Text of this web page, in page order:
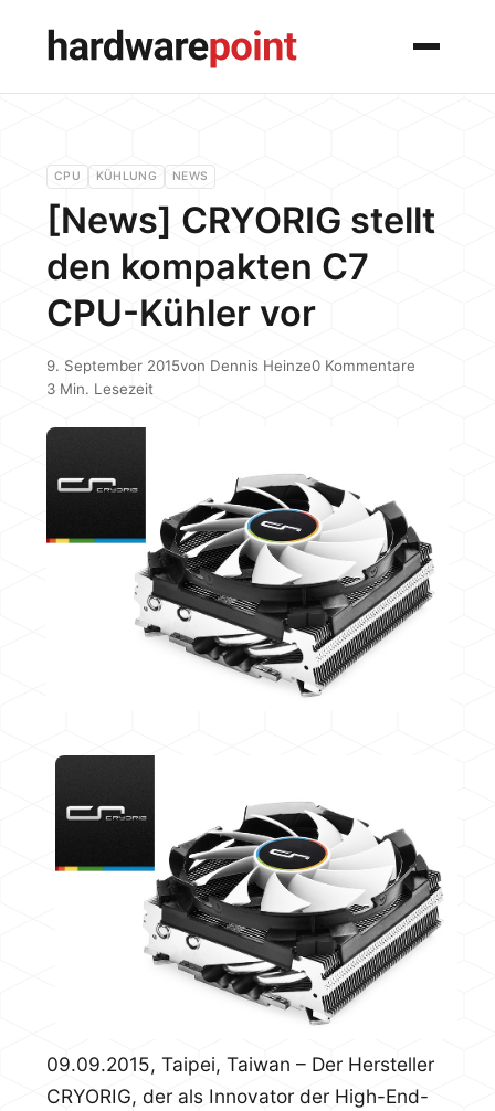
Menü
CPU KÜHLUNG NEWS
[News] CRYORIG stellt
den kompakten C7
CPU-Kühler vor
9. September 2015von Dennis Heinze0 Kommentare
3 Min. Lesezeit
09.09.2015, Taipei, Taiwan – Der Hersteller
CRYORIG, der als Innovator der High-End-